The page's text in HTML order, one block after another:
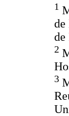
1
de
de
2
3